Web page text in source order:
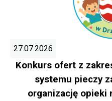
27.07.2026
Konkurs ofert z
systemu pieczy
organizację opieki